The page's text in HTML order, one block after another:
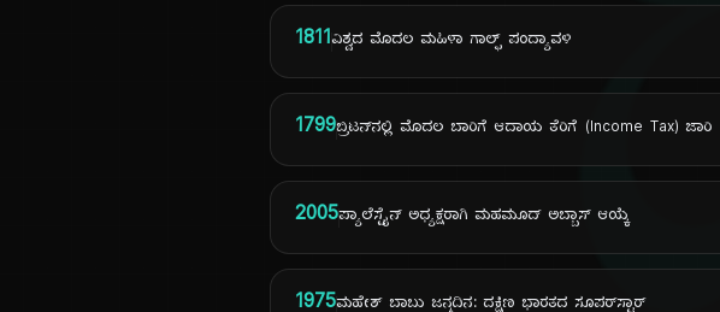
1811ವಿಶ್ವದ ಮೊದಲ ಮಹಿಳಾ ಗಾಲ್ಫ್ ಪಂದ್ಯಾವಳಿ
1799ಬ್ರಿಟನ್‌ನಲ್ಲಿ ಮೊದಲ ಬಾರಿಗೆ ಆದಾಯ ತೆರಿಗೆ (Income Tax) ಜಾರಿ
2005ಪ್ಯಾಲೆಸ್ಟೈನ್ ಅಧ್ಯಕ್ಷರಾಗಿ ಮಹಮೂದ್ ಅಬ್ಬಾಸ್ ಆಯ್ಕೆ
1975ಮಹೇಶ್ ಬಾಬು ಜನ್ಮದಿನ: ದಕ್ಷಿಣ ಭಾರತದ ಸೂಪರ್‌ಸ್ಟಾರ್